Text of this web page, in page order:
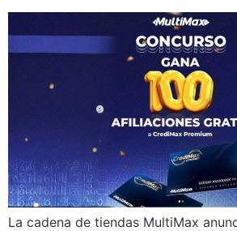
La cadena de tiendas MultiMax